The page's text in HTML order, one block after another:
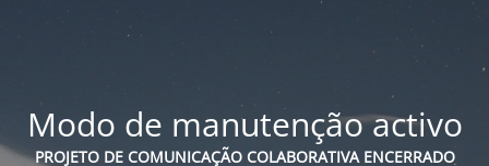
Modo de manutenção activo
PROJETO DE COMUNICAÇÃO COLABORATIVA ENCERRADO